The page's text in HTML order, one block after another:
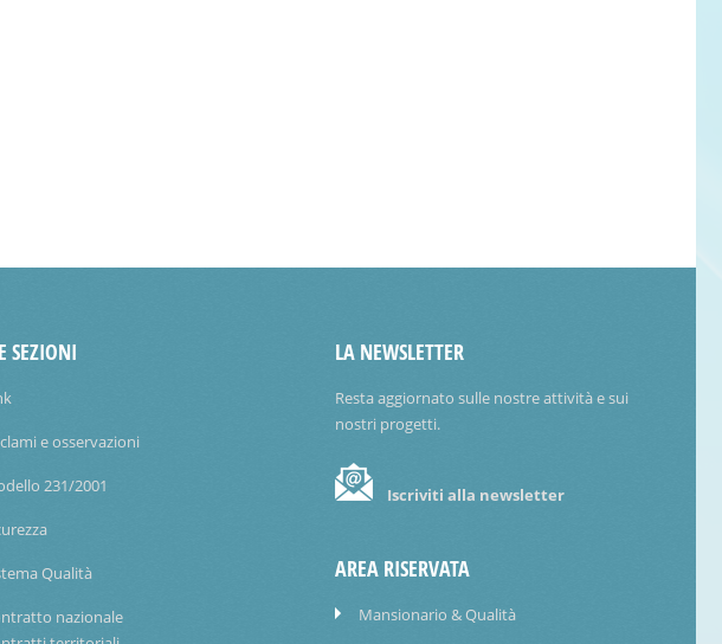
SEZIONI
e osservazioni
231/2001
Qualità
nazionale
LA NEWSLETTER
Resta aggiornato sulle nostre attività e sui
nostri progetti.
Iscriviti alla newsletter
AREA RISERVATA
Mansionario & Qualità